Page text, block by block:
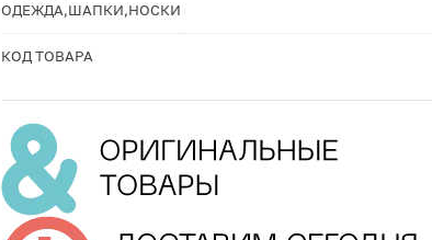
ОДЕЖДА,ШАПКИ,НОСКИ
КОД ТОВАРА